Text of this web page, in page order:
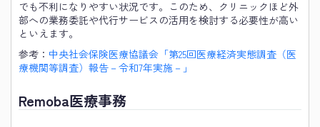
でも不利になりやすい状況です。このため、クリニックほど外
部への業務委託や代行サービスの活用を検討する必要性が高い
といえます。
参考： 中央社会保険医療協議会「第25回医療経済実態調査（医
療機関等調査）報告－令和7年実施－」
Remoba医療事務